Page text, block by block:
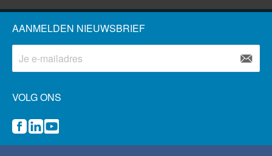
AANMELDEN NIEUWSBRIEF
VOLG ONS